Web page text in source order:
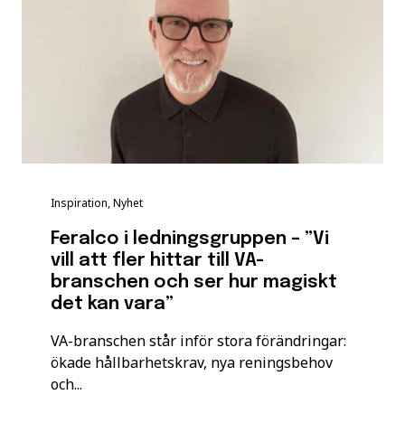
Inspiration, Nyhet
Feralco i ledningsgruppen – ”Vi
vill att fler hittar till VA-
branschen och ser hur magiskt
det kan vara”
VA-branschen står inför stora förändringar:
ökade hållbarhetskrav, nya reningsbehov
och...